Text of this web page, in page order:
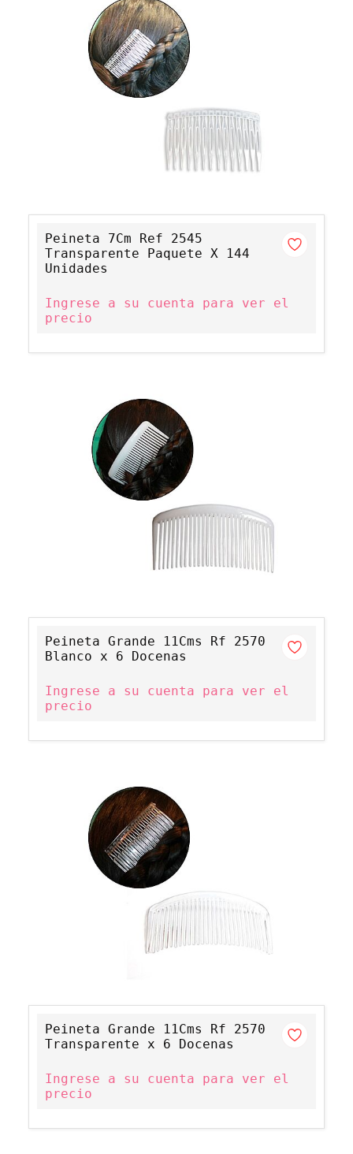
Peineta 7Cm Ref 2545
Transparente Paquete X 144
Unidades
Ingrese a su cuenta para ver el
precio
Peineta Grande 11Cms Rf 2570
Blanco x 6 Docenas
Ingrese a su cuenta para ver el
precio
Peineta Grande 11Cms Rf 2570
Transparente x 6 Docenas
Ingrese a su cuenta para ver el
precio